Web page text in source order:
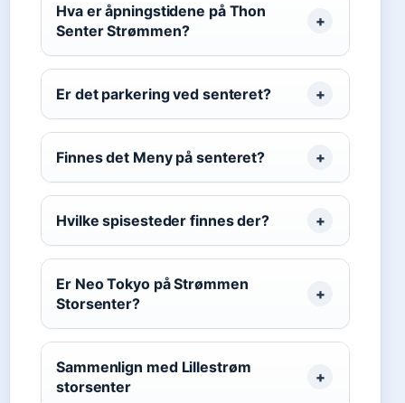
Hva er åpningstidene på Thon
Senter Strømmen?
Er det parkering ved senteret?
Finnes det Meny på senteret?
Hvilke spisesteder finnes der?
Er Neo Tokyo på Strømmen
Storsenter?
Sammenlign med Lillestrøm
storsenter